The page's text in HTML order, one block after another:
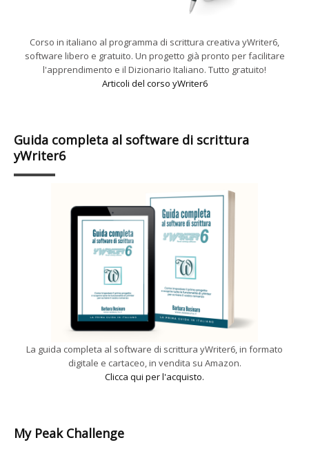
Corso in italiano al programma di scrittura creativa yWriter6,
software libero e gratuito. Un progetto già pronto per facilitare
l'apprendimento e il Dizionario Italiano. Tutto gratuito!
Articoli del corso yWriter6
Guida completa al software di scrittura
yWriter6
La guida completa al software di scrittura yWriter6, in formato
digitale e cartaceo, in vendita su Amazon.
Clicca qui per l'acquisto.
My Peak Challenge